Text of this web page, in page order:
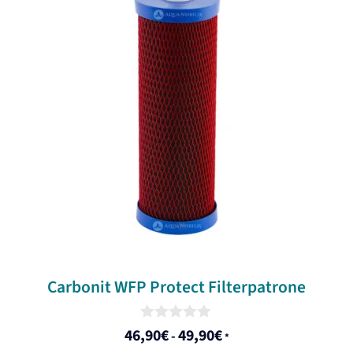
Carbonit WFP Protect Filterpatrone
0
o
46,90€-49,90€*